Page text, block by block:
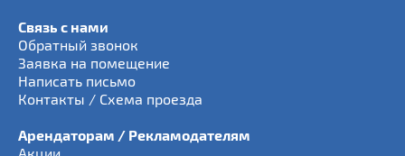
Связь с нами
Обратный звонок
Заявка на помещение
Написать письмо
Контакты / Схема проезда
Арендаторам / Рекламодателям